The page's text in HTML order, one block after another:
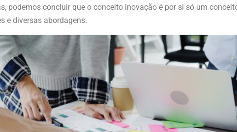
podemos concluir que o conceito inovação é por si só um
e diversas abordagens.